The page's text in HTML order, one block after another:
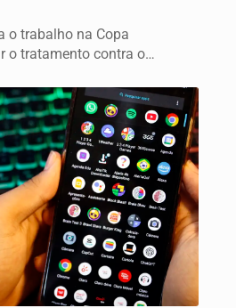
o trabalho na Copa
o tratamento contra o